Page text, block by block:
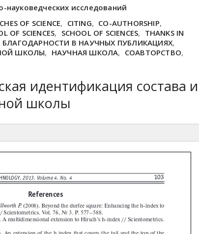
науковедческих исследований
OF SCIENCE, CITING, CO-AUTHORSHIP,
OF SCIENCES, SCHOOL OF SCIENCES, THANKS IN
БЛАГОДАРНОСТИ В НАУЧНЫХ ПУБЛИКАЦИЯХ,
ШКОЛЫ, НАУЧНАЯ ШКОЛА, СОАВТОРСТВО,
идентификация состава и
школы